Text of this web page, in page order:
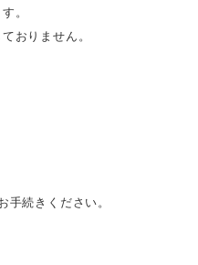
。
おりません。
続きください。